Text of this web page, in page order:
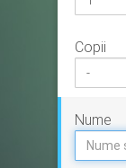
Copii
-
Nume